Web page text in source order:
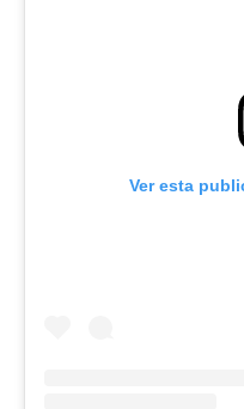
Ver esta